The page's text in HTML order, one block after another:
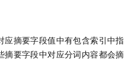
应摘要字段值中有包含索引中指
摘要字段中对应分词内容都会摘